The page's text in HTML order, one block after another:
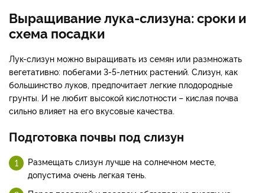
Выращивание лука-слизуна: сроки и
схема посадки
Лук-слизун можно выращивать из семян или размножать
вегетативно: побегами 3-5-летних растений. Слизун, как
большинство луков, предпочитает легкие плодородные
грунты. И не любит высокой кислотности – кислая почва
сильно влияет на его вкусовые качества.
Подготовка почвы под слизун
Размещать слизун лучше на солнечном месте,
допустима очень легкая тень.